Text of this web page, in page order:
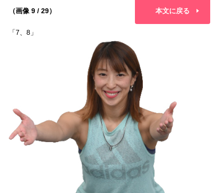
（画像 9 / 29） 本文に戻る
「7、8」